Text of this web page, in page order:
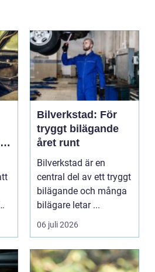
Bilverkstad: För
tryggt bilägande
året runt
Bilverkstad är en
central del av ett tryggt
bilägande och många
bilägare letar ...
06 juli 2026